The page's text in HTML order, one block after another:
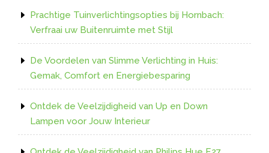
verlichtingsoplossing”
Prachtige Tuinverlichtingsopties bij Hornbach:
Verfraai uw Buitenruimte met Stijl
De Voordelen van Slimme Verlichting in Huis:
Gemak, Comfort en Energiebesparing
Ontdek de Veelzijdigheid van Up en Down
Lampen voor Jouw Interieur